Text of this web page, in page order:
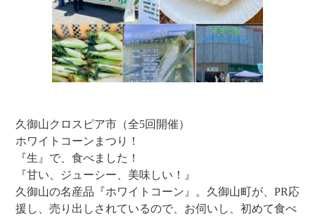
久御山クロスピア市（全5回開催）
ホワイトコーンまつり！
『生』で、食べました！
『甘い、ジューシー、美味しい！』
久御山の名産品『ホワイトコーン』。久御山町が、PR応
援し、売り出しされているので、お伺いし、初めて食べ